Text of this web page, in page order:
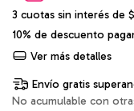
3 cuotas sin interés de
10% de descuento
Ver más detalles
Envío gratis
No acumulable con